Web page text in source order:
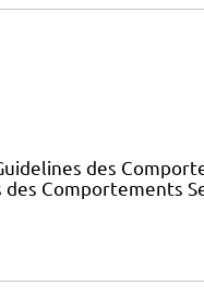
des
Comportements